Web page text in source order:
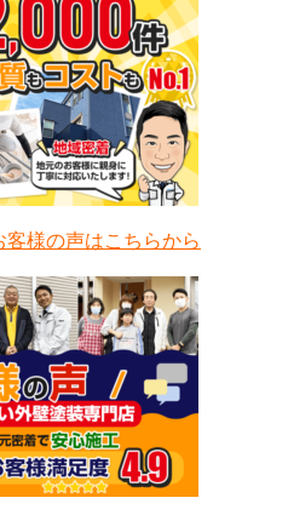
客様の声はこちらから